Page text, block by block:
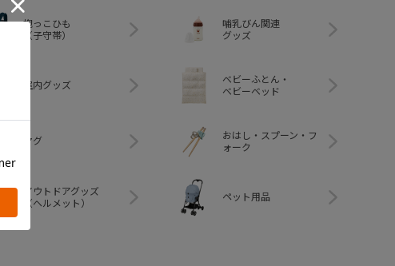
抱っこひも
（子守帯）
哺乳びん関連
グッズ
室内グッズ
ベビーふとん・
ベビーベッド
マグ
おはし・スプーン・フ
ォーク
アウトドアグッズ
（ヘルメット）
ペット用品